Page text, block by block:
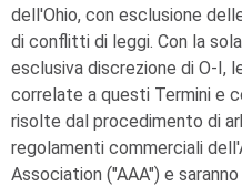
dell'Ohio, con esclusione
di conflitti di leggi. Con la
esclusiva discrezione di O-I,
correlate a questi Termini e
risolte dal procedimento di
regolamenti commerciali
Association ("AAA") e